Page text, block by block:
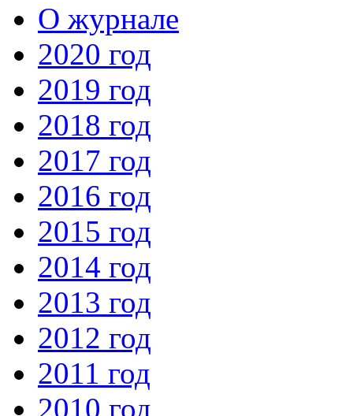
О журнале
2020 год
2019 год
2018 год
2017 год
2016 год
2015 год
2014 год
2013 год
2012 год
2011 год
2010 год